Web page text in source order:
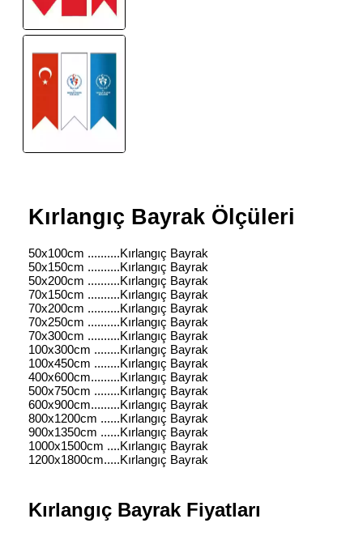
Kırlangıç Bayrak Ölçüleri
50x100cm ..........Kırlangıç Bayrak
50x150cm ..........Kırlangıç Bayrak
50x200cm ..........Kırlangıç Bayrak
70x150cm ..........Kırlangıç Bayrak
70x200cm ..........Kırlangıç Bayrak
70x250cm ..........Kırlangıç Bayrak
70x300cm ..........Kırlangıç Bayrak
100x300cm ........Kırlangıç Bayrak
100x450cm ........Kırlangıç Bayrak
400x600cm.........Kırlangıç Bayrak
500x750cm ........Kırlangıç Bayrak
600x900cm.........Kırlangıç Bayrak
800x1200cm ......Kırlangıç Bayrak
900x1350cm ......Kırlangıç Bayrak
1000x1500cm ....Kırlangıç Bayrak
1200x1800cm.....Kırlangıç Bayrak
Kırlangıç Bayrak Fiyatları